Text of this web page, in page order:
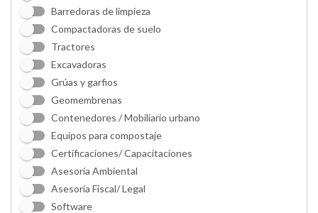
Barredoras de limpieza
Compactadoras de suelo
Tractores
Excavadoras
Grúas y garfios
Geomembrenas
Contenedores / Mobiliario urbano
Equipos para compostaje
Certificaciones/ Capacitaciones
Asesoría Ambiental
Asesoría Fiscal/ Legal
Software